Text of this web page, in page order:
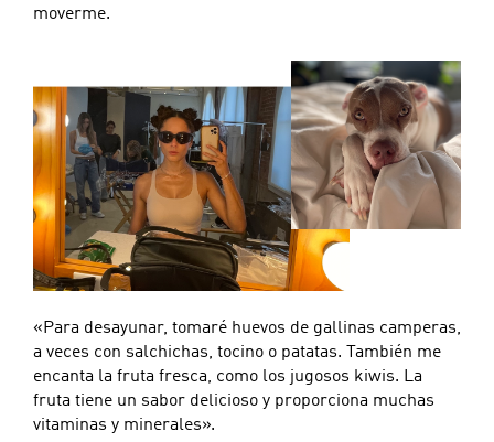
moverme.
«Para desayunar, tomaré huevos de gallinas camperas,
a veces con salchichas, tocino o patatas. También me
encanta la fruta fresca, como los jugosos kiwis. La
fruta tiene un sabor delicioso y proporciona muchas
vitaminas y minerales».